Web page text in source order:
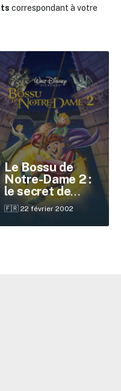
correspondant à votre
Le Bossu de
Notre-Dame 2 :
le secret de
Quasimodo
🇫🇷 22 février 2002